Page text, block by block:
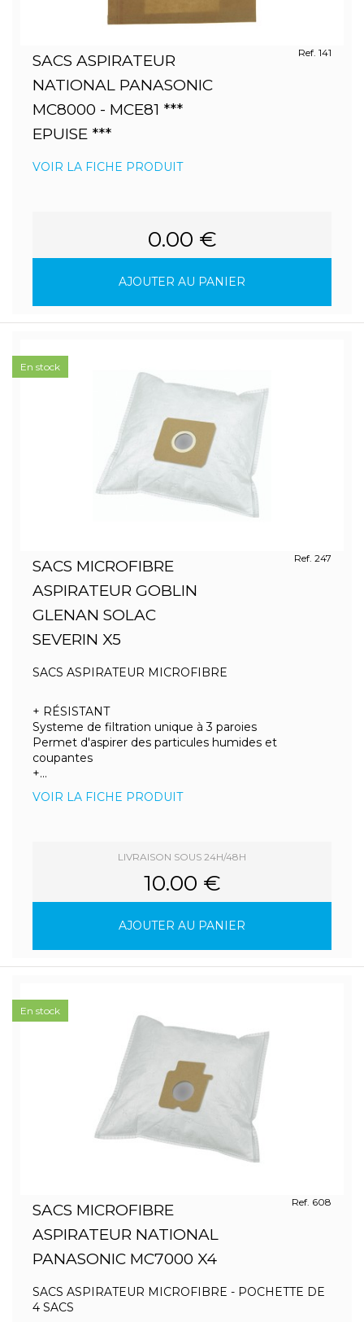
SACS ASPIRATEUR
NATIONAL PANASONIC
MC8000 - MCE81 ***
EPUISE ***
Ref. 141
VOIR LA FICHE PRODUIT
0.00 €
AJOUTER AU PANIER
SACS MICROFIBRE
ASPIRATEUR GOBLIN
GLENAN SOLAC
SEVERIN X5
Ref. 247
SACS ASPIRATEUR MICROFIBRE
+ RÉSISTANT
Systeme de filtration unique à 3 paroies
Permet d'aspirer des particules humides et
coupantes
+...
VOIR LA FICHE PRODUIT
LIVRAISON SOUS 24H/48H
10.00 €
AJOUTER AU PANIER
En stock
SACS MICROFIBRE
ASPIRATEUR NATIONAL
PANASONIC MC7000 X4
Ref. 608
SACS ASPIRATEUR MICROFIBRE - POCHETTE DE
4 SACS
En stock